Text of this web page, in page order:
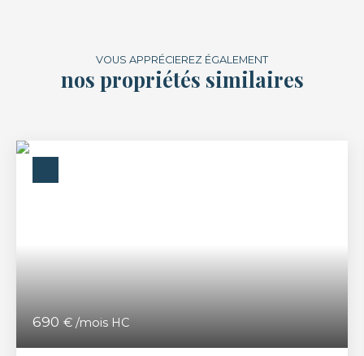
VOUS APPRÉCIEREZ ÉGALEMENT
nos propriétés similaires
690 € /mois HC